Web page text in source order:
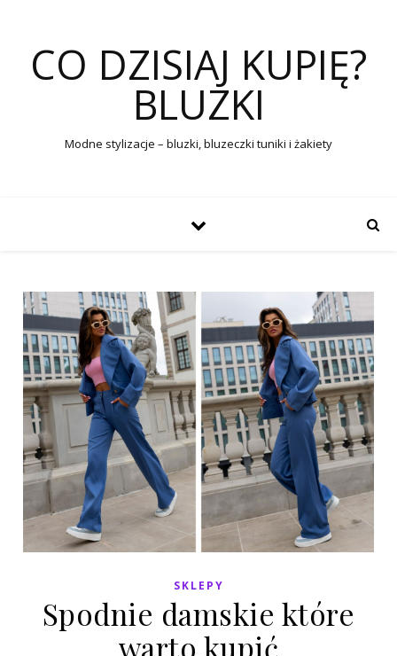
CO DZISIAJ KUPIĘ?
BLUZKI
Modne stylizacje – bluzki, bluzeczki tuniki i żakiety
SKLEPY
Spodnie damskie które
warto kupić